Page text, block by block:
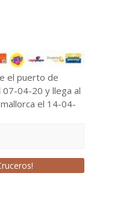
el puerto de
07-04-20 y llega al
el 14-04-